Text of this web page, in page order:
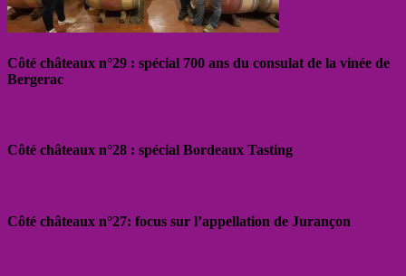
Côté châteaux n°29 : spécial 700 ans du consulat de la vinée de
Bergerac
Côté châteaux n°28 : spécial Bordeaux Tasting
Côté châteaux n°27: focus sur l’appellation de Jurançon